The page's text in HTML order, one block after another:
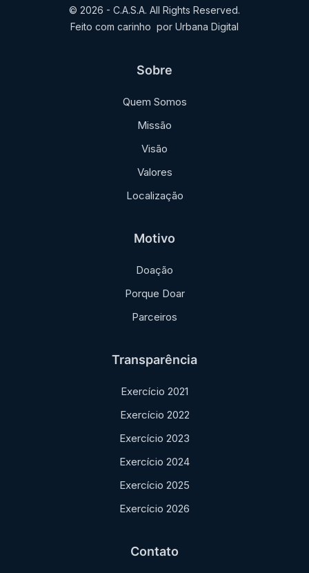
© 2026 - C.A.S.A. All Rights Reserved.
Feito com carinho por Urbana Digital
Sobre
Quem Somos
Missão
Visão
Valores
Localização
Motivo
Doação
Porque Doar
Parceiros
Transparência
Exercício 2021
Exercício 2022
Exercício 2023
Exercício 2024
Exercício 2025
Exercício 2026
Contato